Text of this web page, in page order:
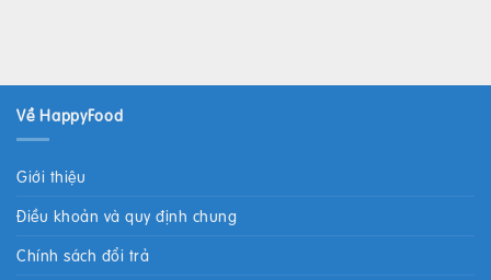
Về HappyFood
Giới thiệu
Điều khoản và quy định chung
Chính sách đổi trả